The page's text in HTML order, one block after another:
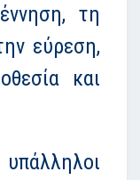
τη
εύρεση,
και